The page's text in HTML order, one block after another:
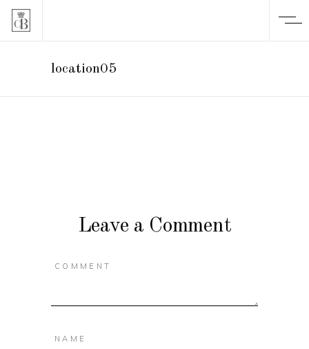
location05
Leave a Comment